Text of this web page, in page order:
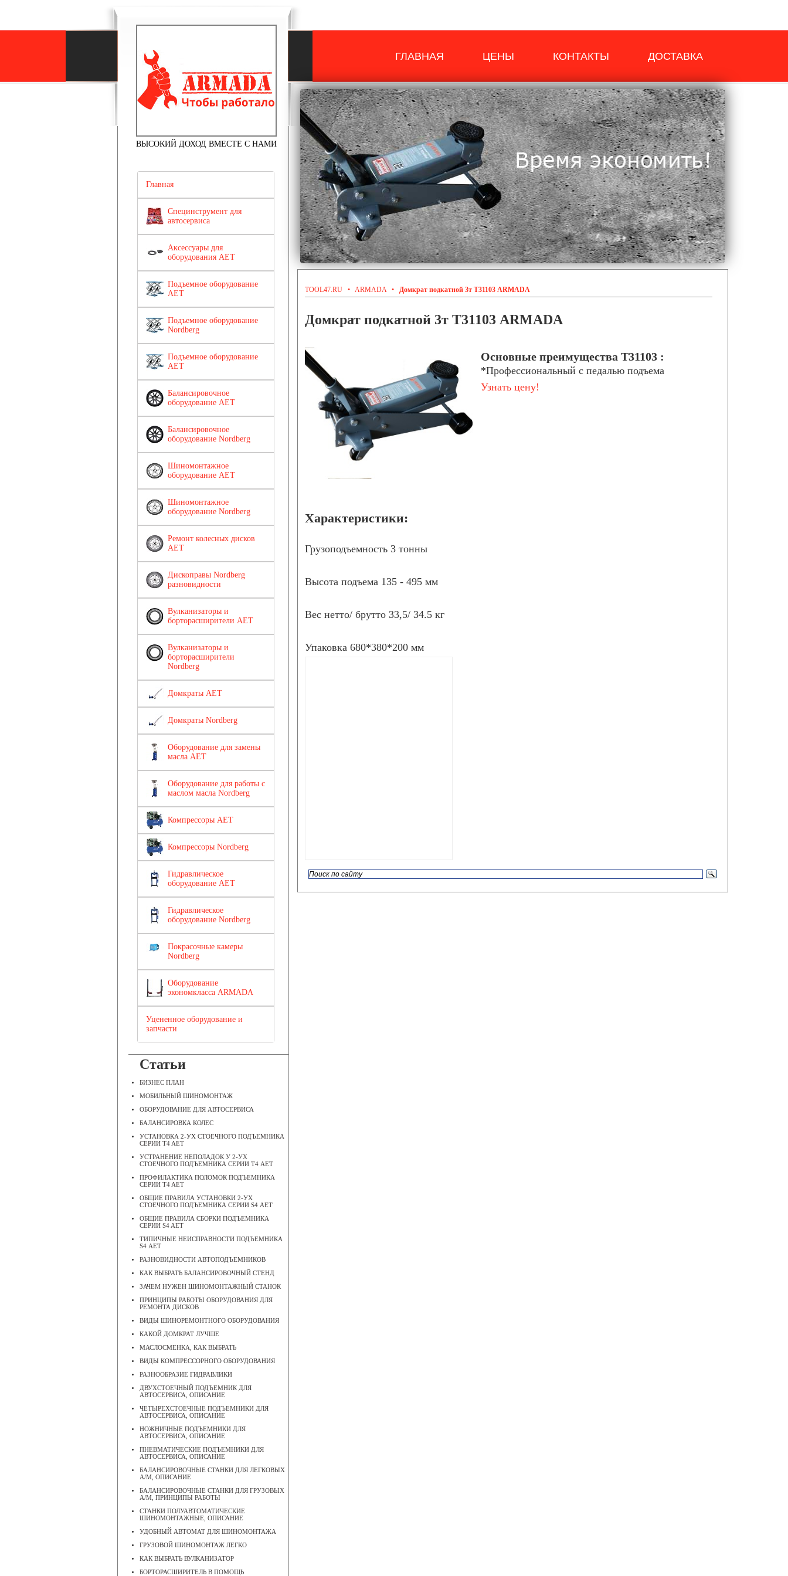
ВЫСОКИЙ ДОХОД ВМЕСТЕ С НАМИ
ГЛАВНАЯ ЦЕНЫ КОНТАКТЫ ДОСТАВКА
Главная
Специнструмент для
автосервиса
Аксессуары для
оборудования АЕТ
Подъемное оборудование
AET
Подъемное оборудование
Nordberg
Подъемное оборудование
AET
Балансировочное
оборудование AET
Балансировочное
оборудование Nordberg
Шиномонтажное
оборудование AET
Шиномонтажное
оборудование Nordberg
Ремонт колесных дисков
AET
Дископравы Nordberg
разновидности
Вулканизаторы и
борторасширители AET
Вулканизаторы и
борторасширители
Nordberg
Домкраты AET
Домкраты Nordberg
Оборудование для замены
масла AET
Оборудование для работы с
маслом масла Nordberg
Компрессоры AET
Компрессоры Nordberg
Гидравлическое
оборудование AET
Гидравлическое
оборудование Nordberg
Покрасочные камеры
Nordberg
Оборудование
экономкласса ARMADA
Уцененное оборудование и
запчасти
Статьи
БИЗНЕС ПЛАН
МОБИЛЬНЫЙ ШИНОМОНТАЖ
ОБОРУДОВАНИЕ ДЛЯ АВТОСЕРВИСА
БАЛАНСИРОВКА КОЛЕС
УСТАНОВКА 2-УХ СТОЕЧНОГО ПОДЪЕМНИКА
СЕРИИ T4 AET
УСТРАНЕНИЕ НЕПОЛАДОК У 2-УХ
СТОЕЧНОГО ПОДЪЕМНИКА СЕРИИ Т4 АЕТ
ПРОФИЛАКТИКА ПОЛОМОК ПОДЪЕМНИКА
СЕРИИ T4 AET
ОБЩИЕ ПРАВИЛА УСТАНОВКИ 2-УХ
СТОЕЧНОГО ПОДЪЕМНИКА СЕРИИ S4 АЕТ
ОБЩИЕ ПРАВИЛА СБОРКИ ПОДЪЕМНИКА
СЕРИИ S4 AET
ТИПИЧНЫЕ НЕИСПРАВНОСТИ ПОДЪЕМНИКА
S4 АЕТ
РАЗНОВИДНОСТИ АВТОПОДЪЕМНИКОВ
КАК ВЫБРАТЬ БАЛАНСИРОВОЧНЫЙ СТЕНД
ЗАЧЕМ НУЖЕН ШИНОМОНТАЖНЫЙ СТАНОК
ПРИНЦИПЫ РАБОТЫ ОБОРУДОВАНИЯ ДЛЯ
РЕМОНТА ДИСКОВ
ВИДЫ ШИНОРЕМОНТНОГО ОБОРУДОВАНИЯ
КАКОЙ ДОМКРАТ ЛУЧШЕ
МАСЛОСМЕНКА, КАК ВЫБРАТЬ
ВИДЫ КОМПРЕССОРНОГО ОБОРУДОВАНИЯ
РАЗНООБРАЗИЕ ГИДРАВЛИКИ
ДВУХСТОЕЧНЫЙ ПОДЪЕМНИК ДЛЯ
АВТОСЕРВИСА, ОПИСАНИЕ
ЧЕТЫРЕХСТОЕЧНЫЕ ПОДЪЕМНИКИ ДЛЯ
АВТОСЕРВИСА, ОПИСАНИЕ
НОЖНИЧНЫЕ ПОДЪЕМНИКИ ДЛЯ
АВТОСЕРВИСА, ОПИСАНИЕ
ПНЕВМАТИЧЕСКИЕ ПОДЪЕМНИКИ ДЛЯ
АВТОСЕРВИСА, ОПИСАНИЕ
БАЛАНСИРОВОЧНЫЕ СТАНКИ ДЛЯ ЛЕГКОВЫХ
А/М, ОПИСАНИЕ
БАЛАНСИРОВОЧНЫЕ СТАНКИ ДЛЯ ГРУЗОВЫХ
А/М, ПРИНЦИПЫ РАБОТЫ
СТАНКИ ПОЛУАВТОМАТИЧЕСКИЕ
ШИНОМОНТАЖНЫЕ, ОПИСАНИЕ
УДОБНЫЙ АВТОМАТ ДЛЯ ШИНОМОНТАЖА
ГРУЗОВОЙ ШИНОМОНТАЖ ЛЕГКО
КАК ВЫБРАТЬ ВУЛКАНИЗАТОР
БОРТОРАСШИРИТЕЛЬ В ПОМОЩЬ
TOOL47.RU • ARMADA• Домкрат подкатной 3т Т31103 ARMADA
Домкрат подкатной 3т Т31103 ARMADA
Основные преимущества Т31103 :
*Профессиональный с педалью подъема
Узнать цену!
Характеристики:
Грузоподъемность 3 тонны
Высота подъема 135 - 495 мм
Вес нетто/ брутто 33,5/ 34.5 кг
Упаковка 680*380*200 мм